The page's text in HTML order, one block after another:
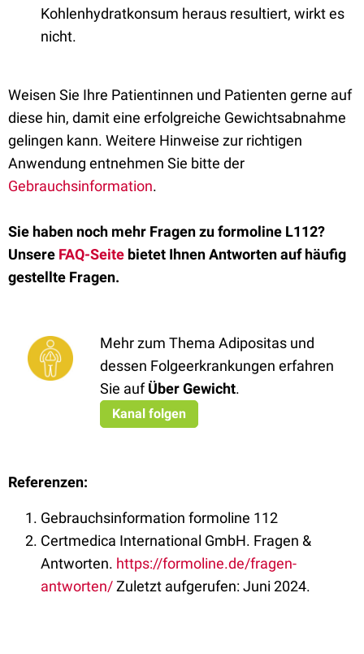
Kohlenhydratkonsum heraus resultiert, wirkt es
nicht.
Weisen Sie Ihre Patientinnen und Patienten gerne auf
diese hin, damit eine erfolgreiche Gewichtsabnahme
gelingen kann. Weitere Hinweise zur richtigen
Anwendung entnehmen Sie bitte der
Gebrauchsinformation.
Sie haben noch mehr Fragen zu formoline L112?
Unsere FAQ-Seite bietet Ihnen Antworten auf häufig
gestellte Fragen.
Mehr zum Thema Adipositas und
dessen Folgeerkrankungen erfahren
Sie aufÜber Gewicht.
Kanal folgen
Referenzen:
Gebrauchsinformation formoline 112
Certmedica International GmbH. Fragen &
Antworten. https://formoline.de/fragen-
antworten/Zuletzt aufgerufen: Juni 2024.